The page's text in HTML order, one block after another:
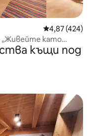
Средна
4,87 (424)
„Живейте като
къщи под